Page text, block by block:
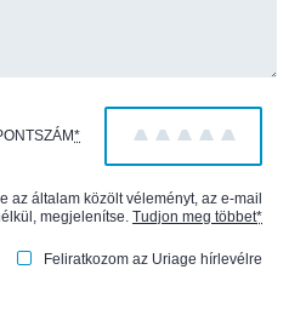
* 5
4
3
2
1
az általam közölt véleményt, az e-mail
megjelenítse.Tudjon meg többet*
Feliratkozom az Uriage hírlevélre